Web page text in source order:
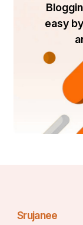
easy
Srujanee